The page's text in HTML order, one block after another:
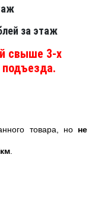
за этаж
свыше 3-х
товара, но не